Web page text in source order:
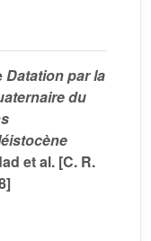
Datation par la
du
et al. [C. R.